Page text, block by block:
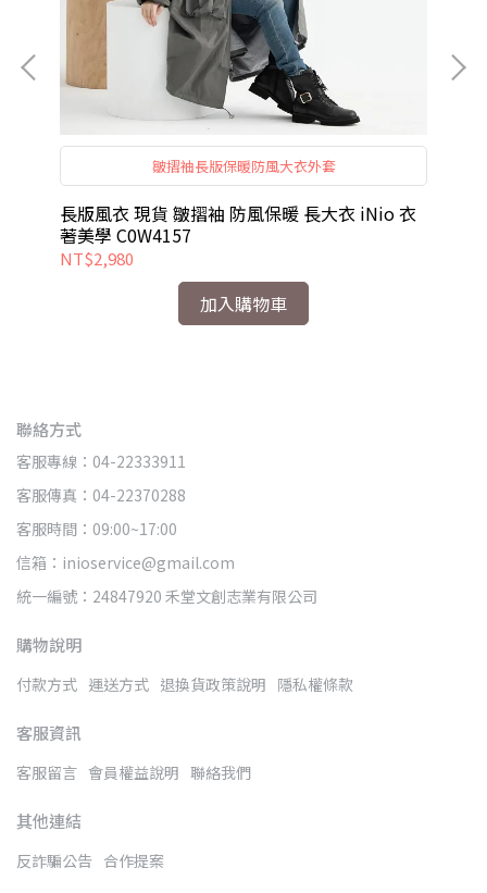
皺摺袖長版保暖防風大衣外套
長版風衣 現貨 皺摺袖 防風保暖 長大衣 iNio 衣
著美學 C0W4157
NT$2,980
加入購物車
聯絡方式
客服專線：04-22333911
客服傳真：04-22370288
客服時間：09:00~17:00
信箱：inioservice@gmail.com
統一編號：24847920 禾堂文創志業有限公司
購物說明
付款方式 運送方式 退換貨政策說明 隱私權條款
客服資訊
客服留言 會員權益說明 聯絡我們
其他連結
反詐騙公告 合作提案